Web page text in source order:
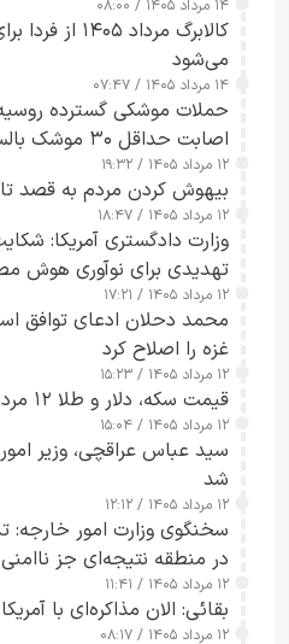
۱۴ مرداد ۱۴۰۵ / ۰۸:۰۰
کالابرگ مرداد
می‌شود
۱۴ مرداد ۱۴۰۵ / ۰۷:۴۷
حملات موشکی گسترده
اصابت حداقل ۳۰ موشک بالستیک+ ویدیو
۱۲ مرداد ۱۴۰۵ / ۱۹:۳۲
بیهوش کردن مردم به قصد
۱۲ مرداد ۱۴۰۵ / ۱۸:۴۷
تهدیدی برای نوآوری هوش
۱۲ مرداد ۱۴۰۵ / ۱۷:۲۱
محمد دحلان ادعای توافق
غزه را اصلاح کرد
۱۲ مرداد ۱۴۰۵ / ۱۵:۲۳
قیمت سکه، دلار و طلا ۱۲ مرداد+ جدول
۱۲ مرداد ۱۴۰۵ / ۱۵:۰۴
سید عباس عراقچی، وزیر
شد
۱۲ مرداد ۱۴۰۵ / ۱۲:۱۲
سخنگوی وزارت امور خارجه:
در منطقه نتیجه‌ای جز ناامنی
۱۲ مرداد ۱۴۰۵ / ۱۱:۴۱
بقائی: الان مذاکره‌ای با
۱۲ مرداد ۱۴۰۵ / ۰۸:۱۷